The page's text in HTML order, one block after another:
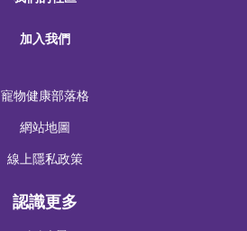
加入我們
寵物健康部落格
網站地圖
線上隱私政策
認識更多